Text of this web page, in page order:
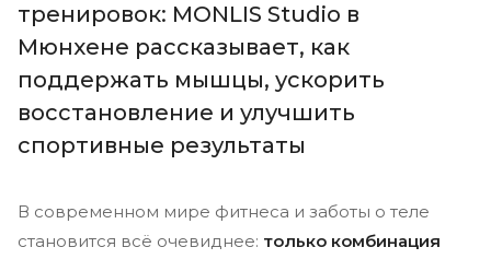
тренировок: MONLIS Studio в
Мюнхене рассказывает, как
поддержать мышцы, ускорить
восстановление и улучшить
спортивные результаты
В современном мире фитнеса и заботы о теле
становится всё очевиднее: только комбинация